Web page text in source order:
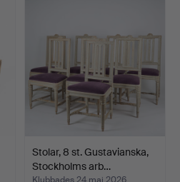
Stolar, 8 st. Gustavianska,
Stockholms arb…